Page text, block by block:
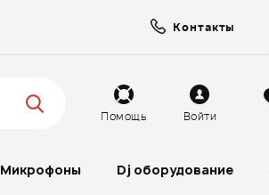
Контакты
Помощь Войти
Микрофоны Dj оборудование